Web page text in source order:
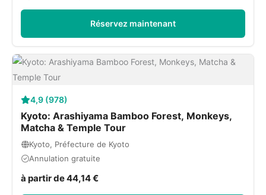
Réservez maintenant
4,9 (978)
Kyoto: Arashiyama Bamboo Forest, Monkeys,
Matcha & Temple Tour
Kyoto, Préfecture de Kyoto
Annulation gratuite
à partir de 44,14 €